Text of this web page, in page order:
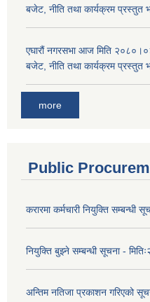
बजेट, नीति तथा कार्यक्रम प्रस्तुत
एघारौं नगरसभा आज मिति
बजेट, नीति तथा कार्यक्रम प्रस्तुत
more
Public
करारमा कर्मचारी नियुक्ति सम्बन्धी
नियुक्ति बुझ्ने सम्बन्धी सूचना -
अन्तिम नतिजा प्रकाशन गरिएको